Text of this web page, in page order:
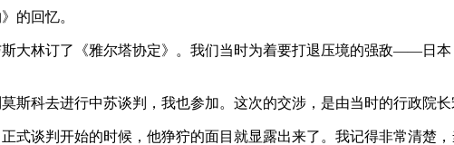
的回忆。
大林订了《雅尔塔协定》。我们当时为着要打退压境的强敌——日
斯科去进行中苏谈判，我也参加。这次的交涉，是由当时的行政院长
式谈判开始的时候，他狰狞的面目就显露出来了。我记得非常清楚